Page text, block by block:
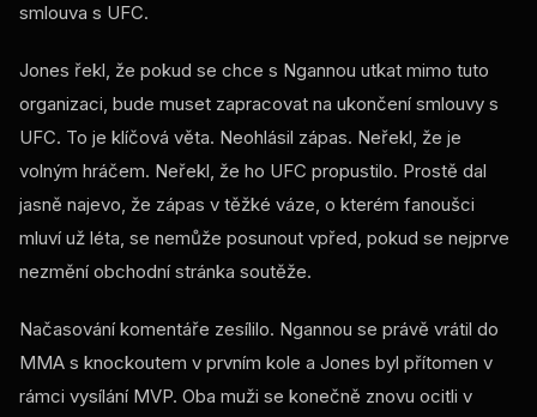
smlouva s UFC.
Jones řekl, že pokud se chce s Ngannou utkat mimo tuto
organizaci, bude muset zapracovat na ukončení smlouvy s
UFC. To je klíčová věta. Neohlásil zápas. Neřekl, že je
volným hráčem. Neřekl, že ho UFC propustilo. Prostě dal
jasně najevo, že zápas v těžké váze, o kterém fanoušci
mluví už léta, se nemůže posunout vpřed, pokud se nejprve
nezmění obchodní stránka soutěže.
Načasování komentáře zesílilo. Ngannou se právě vrátil do
MMA s knockoutem v prvním kole a Jones byl přítomen v
rámci vysílání MVP. Oba muži se konečně znovu ocitli v